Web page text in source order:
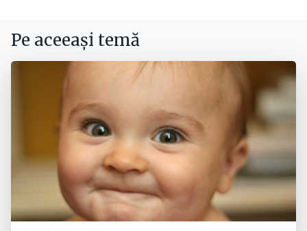
Pe aceeași temă